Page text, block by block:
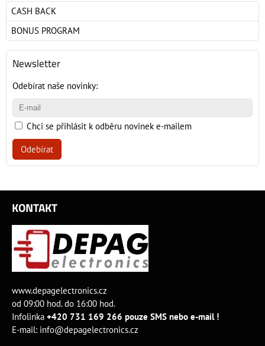
CASH BACK
BONUS PROGRAM
Newsletter
Odebírat naše novinky:
Chci se přihlásit k odběru novinek e-mailem
Odebírat
KONTAKT
www.depagelectronics.cz
od 09:00 hod. do 16:00 hod.
Infolinka +420 731 169 266 pouze SMS nebo e-mail !
E-mail: info@depagelectronics.cz